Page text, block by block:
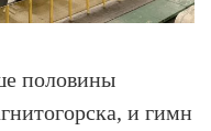
половины
и гимн